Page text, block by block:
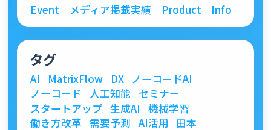
Event メディア掲載実績 Product Info
タグ
AI MatrixFlow DX
ノーコードAI
ノーコード
人工知能
セミナー
スタートアップ 生成AI
機械学習
働き方改革
需要予測 AI活用
田本